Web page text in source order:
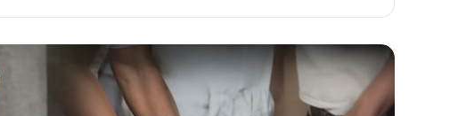
“আর কতদিন সবাই বিচারের অপেক্ষা করবে?”, আর জি
কর মামলায় হাইকোর্টে তুমুল ভর্ৎসিত সিবিআই!